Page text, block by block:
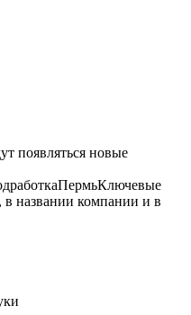
появляться новые
ПермьКлючевые
в названии компании и в